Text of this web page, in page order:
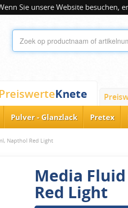
Sie unsere Website besuchen,
PreiswerteKnete
Pulver - Glanzlack Pretex
Napthol Red Light
Media
Red Light